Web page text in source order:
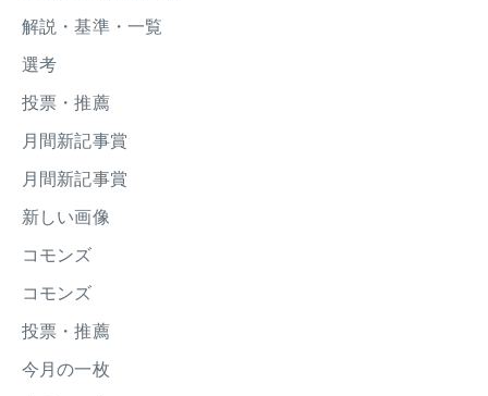
解説・基準・一覧
選考
投票・推薦
月間新記事賞
月間新記事賞
新しい画像
コモンズ
コモンズ
投票・推薦
今月の一枚